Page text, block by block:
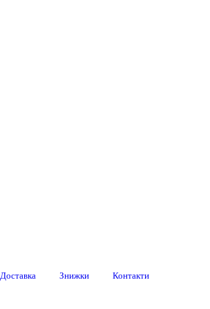
Доставка Знижки Контакти